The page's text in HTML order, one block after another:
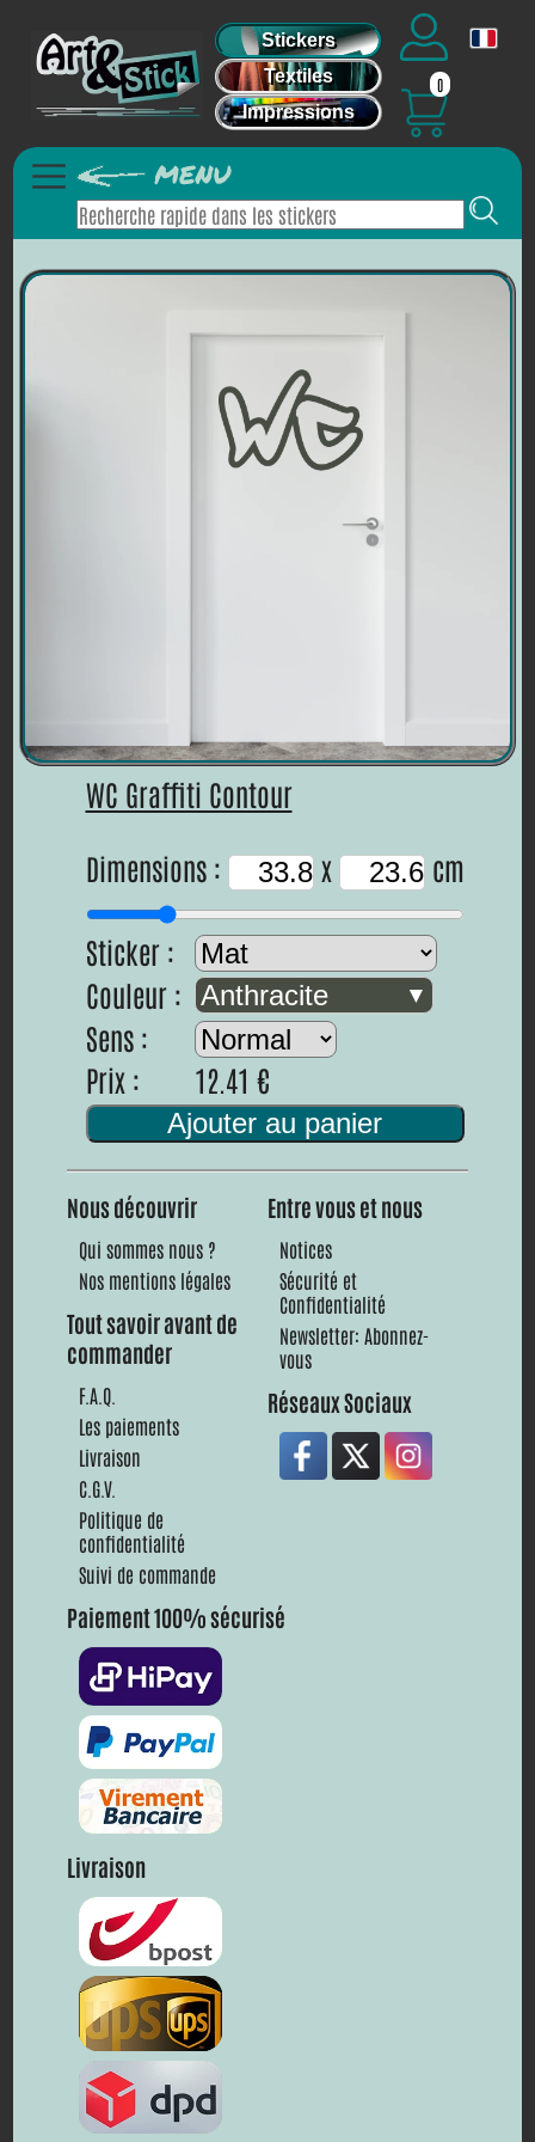
Stickers
Textiles
Impressions
0
WC Graffiti Contour
Dimensions :
x cm
Sticker :
Couleur :
Anthracite
Sens :
Prix :
12.41 €
Ajouter au panier
Nous découvrir
Qui sommes nous ?
Nos mentions légales
Tout savoir avant de
commander
F.A.Q.
Les paiements
Livraison
C.G.V.
Politique de
confidentialité
Suivi de commande
Entre vous et nous
Notices
Sécurité et
Confidentialité
Newsletter: Abonnez-
vous
Réseaux Sociaux
Paiement 100% sécurisé
Livraison